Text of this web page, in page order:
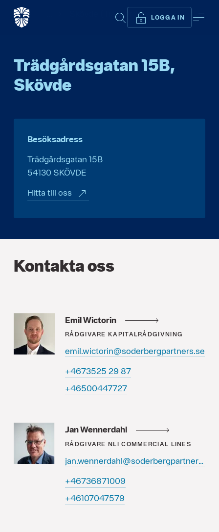
SÖK LOGGA IN
Start Skövde (Trädgårdsgatan 15B)
Trädgårdsgatan 15B,
Skövde
Besöksadress
Trädgårdsgatan 15B
54130 SKÖVDE
Hitta till oss
Kontakta oss
Emil Wictorin
RÅDGIVARE KAPITALRÅDGIVNING
emil.wictorin@soderbergpartners.se
78 92 5253764+
72774400564+
Jan Wennerdahl
RÅDGIVARE NLI COMMERCIAL LINES
jan.wennerdahl@soderbergpartners.se
90017863764+
97574070164+